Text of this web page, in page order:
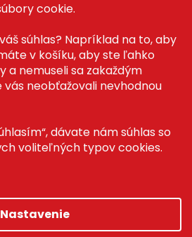
cookie.
súhlas? Napríklad na to, aby
v košíku, aby ste ľahko
a nemuseli sa zakaždým
neobťažovali nevhodnou
dávate nám súhlas so
voliteľných typov cookies.
Nastavenie
. Všetky práva vyhradené.
a na Shoptet implementoval